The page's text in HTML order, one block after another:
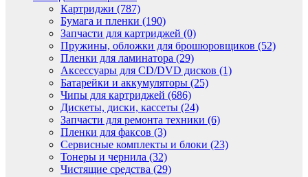
Картриджи (787)
Бумага и пленки (190)
Запчасти для картриджей (0)
Пружины, обложки для брошюровщиков (52)
Пленки для ламинатора (29)
Аксессуары для CD/DVD дисков (1)
Батарейки и аккумуляторы (25)
Чипы для картриджей (686)
Дискеты, диски, кассеты (24)
Запчасти для ремонта техники (6)
Пленки для факсов (3)
Сервисные комплекты и блоки (23)
Тонеры и чернила (32)
Чистящие средства (29)